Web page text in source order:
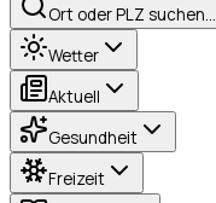
Ort oder PLZ suchen…
Wetter
Aktuell
Gesundheit
Freizeit